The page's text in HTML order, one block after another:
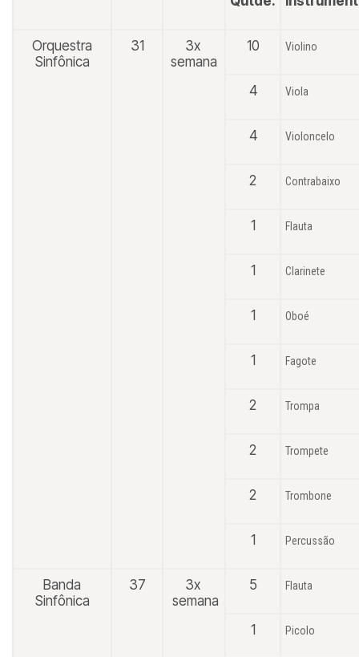
Orquestra
Sinfônica
31
3x
semana
10 Violino
4 Viola
4 Violoncelo
2 Contrabaixo
1 Flauta
1 Clarinete
1 Oboé
1 Fagote
2 Trompa
2 Trompete
2 Trombone
1 Percussão
Banda
Sinfônica
37
3x
semana
5 Flauta
1 Picolo